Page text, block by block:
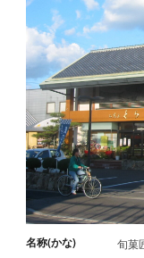
名称(かな) 旬菓